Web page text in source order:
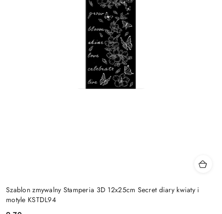
Szablon zmywalny Stamperia 3D 12x25cm Secret diary kwiaty i
motyle KSTDL94